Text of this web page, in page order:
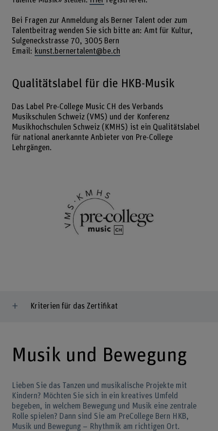
Bei Fragen zur Anmeldung als Berner Talent oder zum
Talentbeitrag wenden Sie sich bitte an: Amt für Kultur,
Sulgeneckstrasse 70, 3005 Bern
Email: kunst.bernertalent@be.ch
Qualitätslabel für die HKB-Musik
Das Label Pre-College Music CH des Verbands
Musikschulen Schweiz (VMS) und der Konferenz
Musikhochschulen Schweiz (KMHS) ist ein Qualitätslabel
für national anerkannte Anbieter von Pre-College
Lehrgängen.
Kriterien für das Zertifikat
Musik und Bewegung
Lieben Sie das Tanzen und musikalische Projekte mit
Kindern? Möchten Sie sich in ein kreatives Umfeld
begeben, in welchem Bewegung und Musik eine zentrale
Rolle spielen? Dann sind Sie am PreCollege Bern HKB,
Musik und Bewegung – Rhythmik am richtigen Ort.